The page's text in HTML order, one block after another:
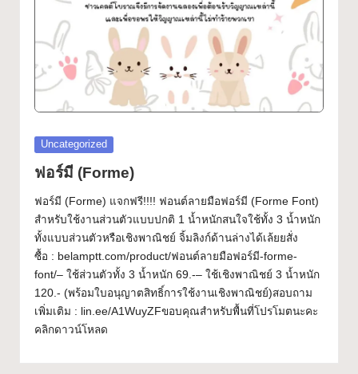
ต์
ฟ
รี!
ร
ว
ม
ฟ
อ
น
ต์
ส
ว
ย
Posted
Uncategorized
ฟอร์มี (Forme)
ฟอร์มี (Forme) แจกฟรี!!!! ฟอนต์ลายมือฟอร์มี (Forme Font)
สำหรับใช้งานส่วนตัวแบบปกติ 1 น้ำหนักสนใจใช้ทั้ง 3 น้ำหนัก
ทั้งแบบส่วนตัวหรือเชิงพาณิชย์ จิ้มลิงก์ด้านล่างได้เล้ยยสั่ง
ซื้อ : belamptt.com/product/ฟอนต์ลายมือฟอร์มี-forme-
font/– ใช้ส่วนตัวทั้ง 3 น้ำหนัก 69.-– ใช้เชิงพาณิชย์ 3 น้ำหนัก
120.- (พร้อมใบอนุญาตสิทธิ์การใช้งานเชิงพาณิชย์)สอบถาม
เพิ่มเติม : lin.ee/A1WuyZFขอบคุณสำหรับพื้นที่โปรโมตนะคะ
คลิกดาวน์โหลด